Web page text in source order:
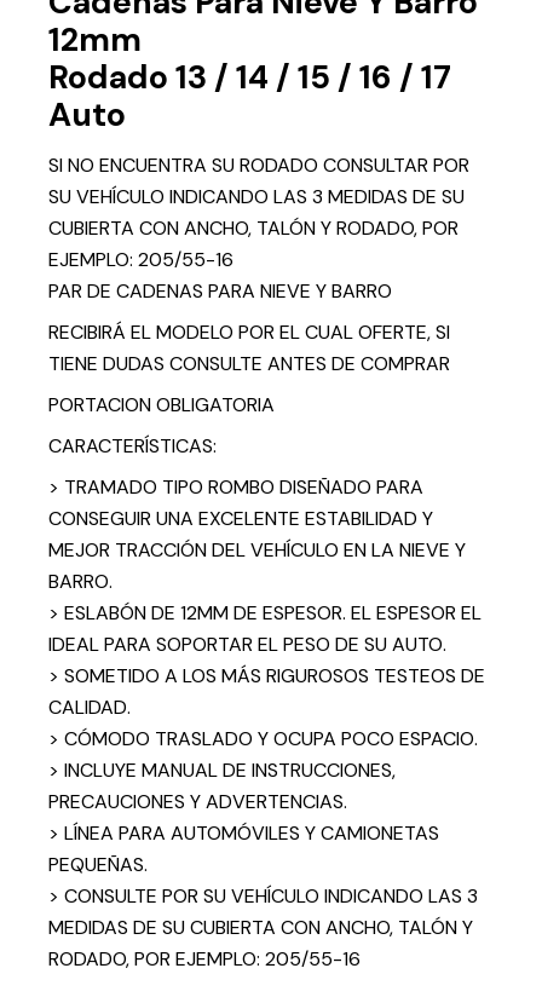
12mm
Rodado 13 / 14 / 15 / 16 / 17
Auto
SI NO ENCUENTRA SU RODADO CONSULTAR POR
SU VEHÍCULO INDICANDO LAS 3 MEDIDAS DE SU
CUBIERTA CON ANCHO, TALÓN Y RODADO, POR
EJEMPLO: 205/55-16
PAR DE CADENAS PARA NIEVE Y BARRO
RECIBIRÁ EL MODELO POR EL CUAL OFERTE, SI
TIENE DUDAS CONSULTE ANTES DE COMPRAR
PORTACION OBLIGATORIA
CARACTERÍSTICAS:
> TRAMADO TIPO ROMBO DISEÑADO PARA
CONSEGUIR UNA EXCELENTE ESTABILIDAD Y
MEJOR TRACCIÓN DEL VEHÍCULO EN LA NIEVE Y
BARRO.
> ESLABÓN DE 12MM DE ESPESOR. EL ESPESOR EL
IDEAL PARA SOPORTAR EL PESO DE SU AUTO.
> SOMETIDO A LOS MÁS RIGUROSOS TESTEOS DE
CALIDAD.
> CÓMODO TRASLADO Y OCUPA POCO ESPACIO.
> INCLUYE MANUAL DE INSTRUCCIONES,
PRECAUCIONES Y ADVERTENCIAS.
> LÍNEA PARA AUTOMÓVILES Y CAMIONETAS
PEQUEÑAS.
> CONSULTE POR SU VEHÍCULO INDICANDO LAS 3
MEDIDAS DE SU CUBIERTA CON ANCHO, TALÓN Y
RODADO, POR EJEMPLO: 205/55-16